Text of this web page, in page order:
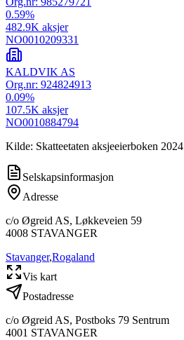
0.59%
482.9K aksjer
NO0010209331
KALDVIK AS
Org.nr: 924824913
0.09%
107.5K aksjer
NO0010884794
Kilde: Skatteetaten aksjeeierboken 2024
Selskapsinformasjon
Adresse
c/o Øgreid AS, Løkkeveien 59
4008 STAVANGER
Stavanger,Rogaland
Vis kart
Postadresse
c/o Øgreid AS, Postboks 79 Sentrum
4001 STAVANGER